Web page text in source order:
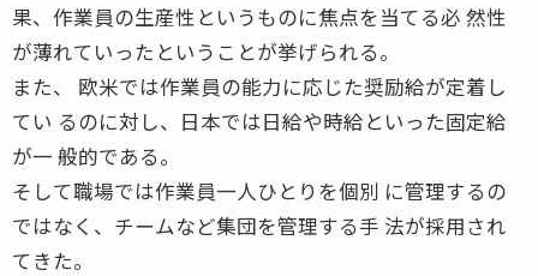
果、作業員の生産性というものに焦点を当てる必 然性
が薄れていったということが挙げられる。
また、 欧米では作業員の能力に応じた奨励給が定着し
てい るのに対し、日本では日給や時給といった固定給
が一 般的である。
そして職場では作業員一人ひとりを個別 に管理するの
ではなく、チームなど集団を管理する手 法が採用され
てきた。